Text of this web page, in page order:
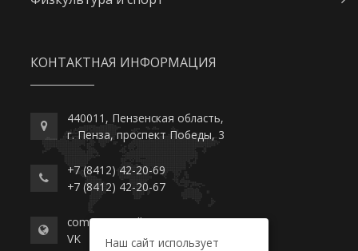
КОНТАКТНАЯ ИНФОРМАЦИЯ
440011, Пензенская область,
г. Пенза, проспект Победы, 3
+7 (8412) 42-20-69
+7 (8412) 42-20-67
commerce-college.ru
VK
Наш сайт использует